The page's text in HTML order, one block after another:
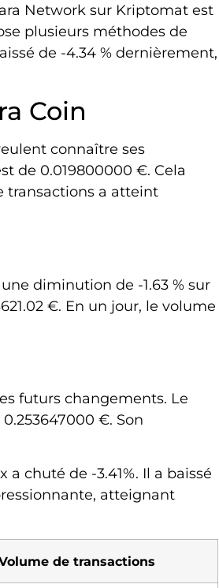
Network sur Kriptomat est
plusieurs méthodes de
de -4.34 % dernièrement,
Coin
connaître ses
de 0.019800000 €. Cela
transactions a atteint
diminution de -1.63 % sur
€. En un jour, le volume
futurs changements. Le
€. Son
chuté de -3.41%. Il a baissé
atteignant
de transactions